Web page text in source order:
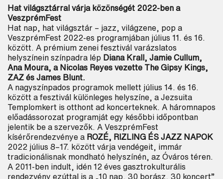
Hat világsztárral várja közönségét 2022-ben a
VeszprémFest
Hat nap, hat világsztár – jazz, világzene, pop a
VeszprémFest 2022-es programjában július 11. és 16.
között. A prémium zenei fesztivál varázslatos
helyszínein színpadra lép Diana Krall, Jamie Cullum,
Ana Moura, a Nicolas Reyes vezette The Gipsy Kings,
ZAZ és James Blunt.
A nagyszínpados programok mellett július 14. és 16.
között a fesztivál különleges helyszíne, a Jezsuita
Templomkert is otthont ad koncerteknek. A háromnapos
előadássorozat programját egy későbbi időpontban
jelentik be a szervezők. A VeszprémFest
kísérőrendezvénye a ROZÉ, RIZLING ÉS JAZZ NAPOK
2022 július 8–17. között várja vendégeit, immár
tradicionálisnak mondható helyszínén, az Óváros téren.
A 2011-ben indult, idén 12 éves gasztrokulturális
rendezvény ezúttal is a „10 nap, 30 borász, 30 koncert”